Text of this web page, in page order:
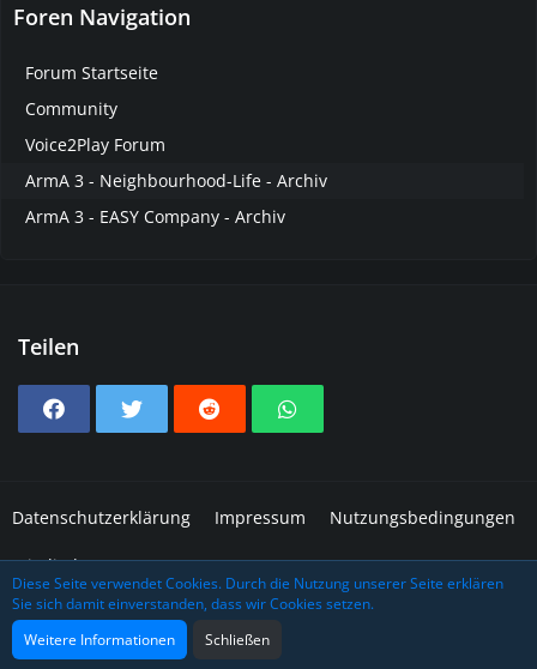
Foren Navigation
Forum Startseite
Community
Voice2Play Forum
ArmA 3 - Neighbourhood-Life - Archiv
ArmA 3 - EASY Company - Archiv
Teilen
Datenschutzerklärung Impressum Nutzungsbedingungen
Mitglieder
Community-Software:WoltLab Suite™
Diese Seite verwendet Cookies. Durch die Nutzung unserer Seite erklären
Sie sich damit einverstanden, dass wir Cookies setzen.
Weitere Informationen
Schließen